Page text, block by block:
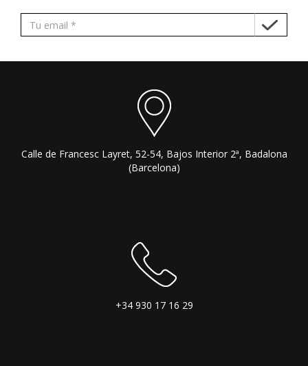
Calle de Francesc Layret, 52-54, Bajos Interior 2ª, Badalona
(Barcelona)
+34 930 17 16 29